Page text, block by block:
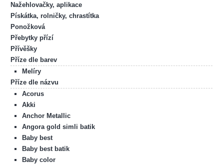
Nažehlovačky, aplikace
Pískátka, rolničky, chrastítka
Ponožková
Přebytky přízí
Přívěšky
Příze dle barev
Melíry
Příze dle názvu
Acorus
Akki
Anchor Metallic
Angora gold simli batik
Baby best
Baby best batik
Baby color